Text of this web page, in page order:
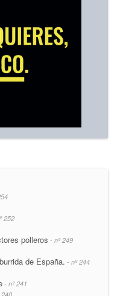
252
polleros - nº 249
de España. - nº 244
- nº 241